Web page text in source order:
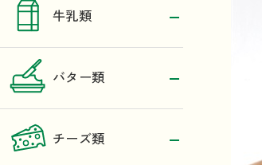
牛乳類
バター類
チーズ類